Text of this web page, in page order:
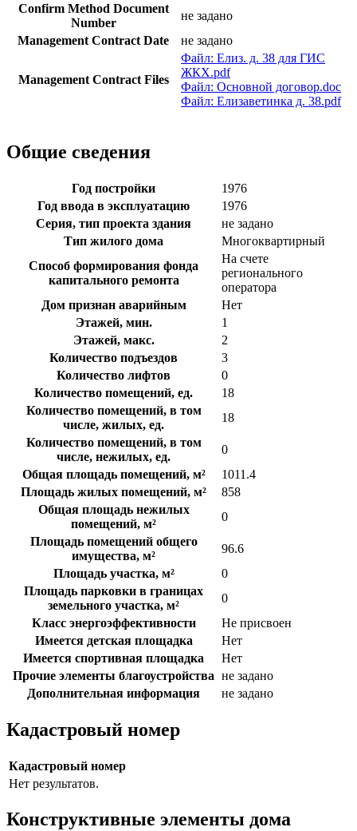
Confirm Method Document
Number
не задано
Management Contract Date
не задано
Management Contract Files
Файл: Елиз. д. 38 для ГИС
ЖКХ.pdf
Файл: Основной договор.doc
Файл: Елизаветинка д. 38.pdf
Общие сведения
Год постройки
1976
Год ввода в эксплуатацию
1976
Серия, тип проекта здания
не задано
Тип жилого дома
Многоквартирный
Способ формирования фонда
капитального ремонта
На счете
регионального
оператора
Дом признан аварийным
Нет
Этажей, мин.
1
Этажей, макс.
2
Количество подъездов
3
Количество лифтов
0
Количество помещений, ед.
18
Количество помещений, в том
числе, жилых, ед.
18
Количество помещений, в том
числе, нежилых, ед.
0
Общая площадь помещений, м²
1011.4
Площадь жилых помещений, м²
858
Общая площадь нежилых
помещений, м²
0
Площадь помещений общего
имущества, м²
96.6
Площадь участка, м²
0
Площадь парковки в границах
земельного участка, м²
0
Класс энергоэффективности
Не присвоен
Имеется детская площадка
Нет
Имеется спортивная площадка
Нет
Прочие элементы благоустройства не задано
Дополнительная информация
не задано
Кадастровый номер
Кадастровый номер
Нет результатов.
Конструктивные элементы дома